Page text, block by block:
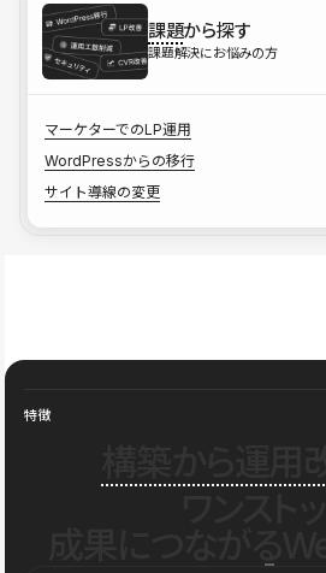
課題から探す
課題解決にお悩みの方
マーケターでのLP運用
WordPressからの移行
サイト導線の変更
特徴